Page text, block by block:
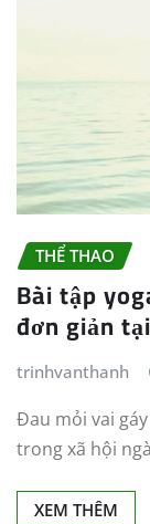
THỂ THAO
Bài tập
đơn giản
trinhvanthanh
Đau mỏi vai
trong xã hội
XEM THÊM